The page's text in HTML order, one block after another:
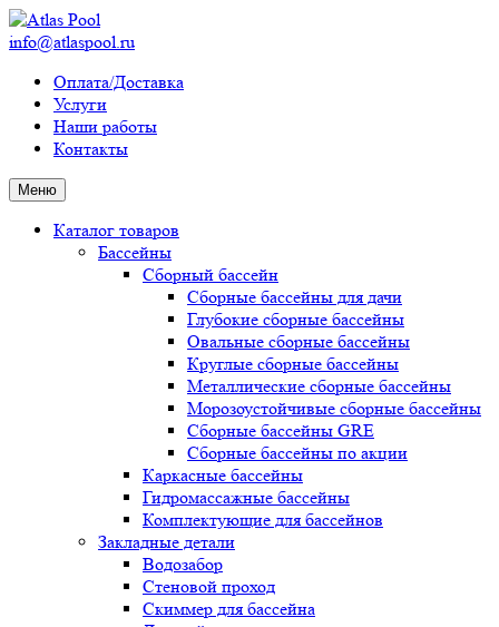
info@atlaspool.ru
Оплата/Доставка
Услуги
Наши работы
Контакты
Меню
Каталог товаров
Бассейны
Сборный бассейн
Сборные бассейны для дачи
Глубокие сборные бассейны
Овальные сборные бассейны
Круглые сборные бассейны
Металлические сборные бассейны
Морозоустойчивые сборные бассейны
Сборные бассейны GRE
Сборные бассейны по акции
Каркасные бассейны
Гидромассажные бассейны
Комплектующие для бассейнов
Закладные детали
Водозабор
Стеновой проход
Скиммер для бассейна